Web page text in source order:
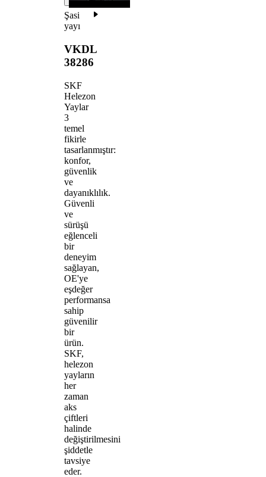
Şasi
yayı
VKDL
38286
SKF
Helezon
Yaylar
3
temel
fikirle
tasarlanmıştır:
konfor,
güvenlik
ve
dayanıklılık.
Güvenli
ve
sürüşü
eğlenceli
bir
deneyim
sağlayan,
OE'ye
eşdeğer
performansa
sahip
güvenilir
bir
ürün.
SKF,
helezon
yayların
her
zaman
aks
çiftleri
halinde
değiştirilmesini
şiddetle
tavsiye
eder.